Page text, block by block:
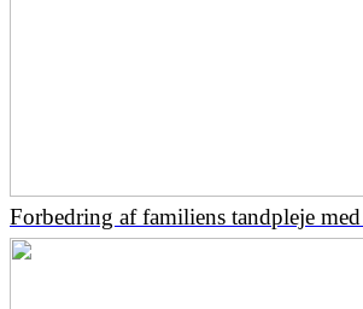
Forbedring af familiens tandpleje